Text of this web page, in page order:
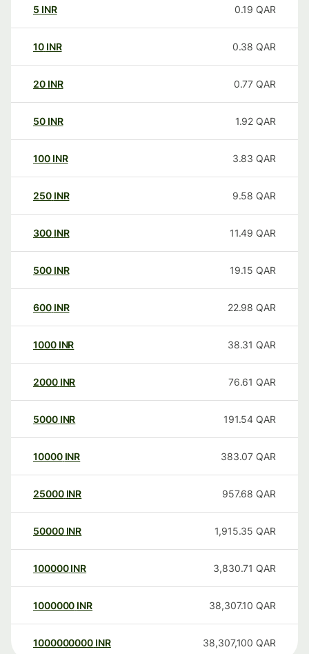
5 INR 0.19 QAR
10 INR 0.38 QAR
20 INR 0.77 QAR
50 INR 1.92 QAR
100 INR 3.83 QAR
250 INR 9.58 QAR
300 INR 11.49 QAR
500 INR 19.15 QAR
600 INR 22.98 QAR
1000 INR 38.31 QAR
2000 INR 76.61 QAR
5000 INR 191.54 QAR
10000 INR 383.07 QAR
25000 INR 957.68 QAR
50000 INR 1,915.35 QAR
100000 INR 3,830.71 QAR
1000000 INR 38,307.10 QAR
1000000000 INR 38,307,100 QAR